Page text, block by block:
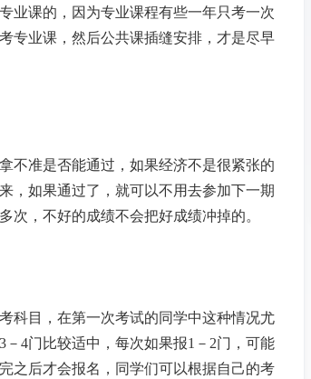
业课的，因为专业课程有些一年只考一次
专业课，然后公共课插缝安排，才是尽早
不准是否能通过，如果经济不是很紧张的
，如果通过了，就可以不用去参加下一期
次，不好的成绩不会把好成绩冲掉的。
科目，在第一次考试的同学中这种情况尤
4门比较适中，每次如果报1－2门，可能
之后才会报名，同学们可以根据自己的考